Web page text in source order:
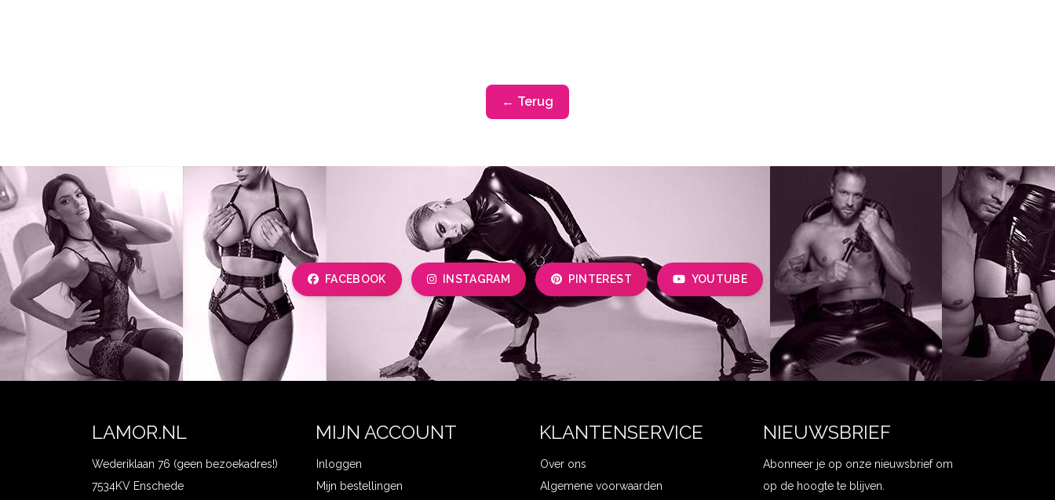
← Terug
FACEBOOK INSTAGRAM PINTEREST YOUTUBE
LAMOR.NL
Wederiklaan 76 (geen bezoekadres!)
7534KV Enschede
MIJN ACCOUNT
Inloggen
Mijn bestellingen
KLANTENSERVICE
Over ons
Algemene voorwaarden
NIEUWSBRIEF
Abonneer je op onze nieuwsbrief om
op de hoogte te blijven.